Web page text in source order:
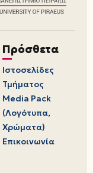
Πρόσθετα
Ιστοσελίδες
Τμήματος
Media Pack
(Λογότυπα,
Χρώματα)
Επικοινωνία